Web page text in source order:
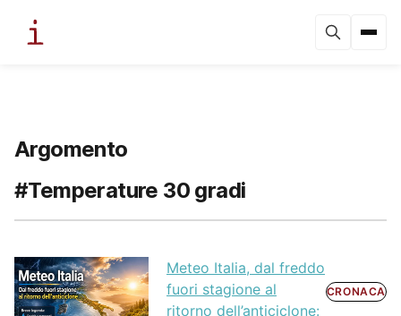
Argomento
#Temperature 30 gradi
Meteo Italia, dal freddo
fuori stagione al
ritorno dell’anticiclone:
CRONACA